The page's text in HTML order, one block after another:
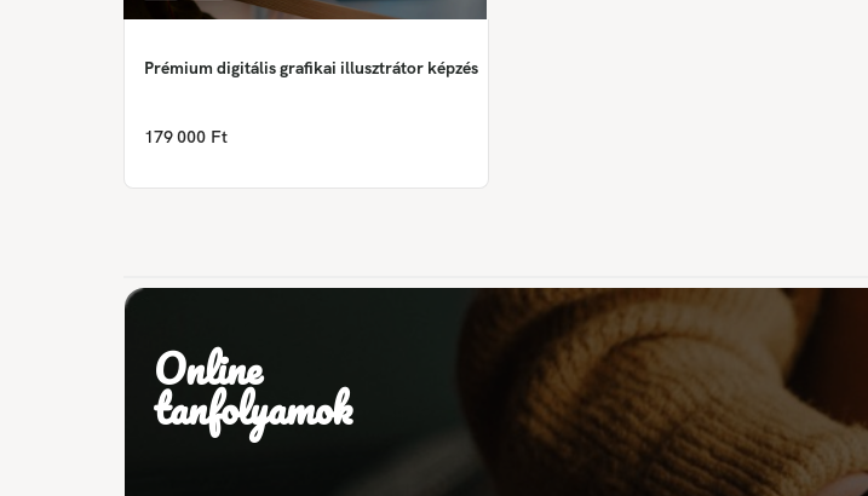
Prémium digitális grafikai illusztrátor képzés
179 000 Ft
Online
tanfolyamok